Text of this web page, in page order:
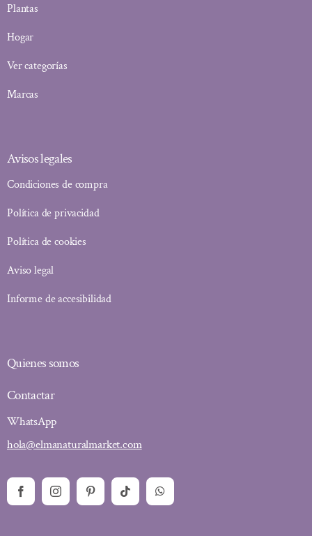
Plantas
Hogar
Ver categorías
Marcas
Avisos legales
Condiciones de compra
Política de privacidad
Política de cookies
Aviso legal
Informe de accesibilidad
Quienes somos
Contactar
WhatsApp
hola@elmanaturalmarket.com